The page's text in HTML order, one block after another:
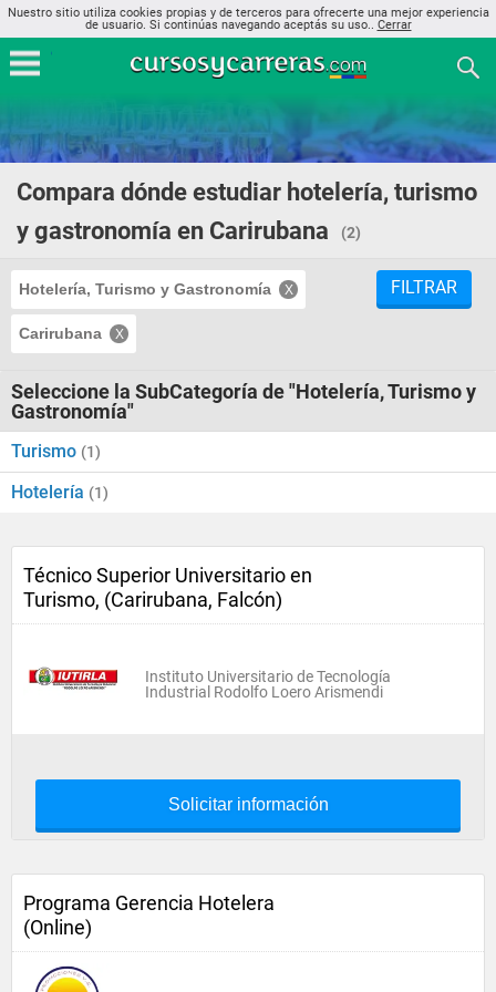
Nuestro sitio utiliza cookies propias y de terceros para ofrecerte una mejor experiencia
de usuario. Si continúas navegando aceptás su uso.. Cerrar
Compara dónde estudiar hotelería, turismo
y gastronomía en Carirubana
(2)
Hotelería, Turismo y Gastronomía
Carirubana
FILTRAR
Seleccione la SubCategoría de "Hotelería, Turismo y
Gastronomía"
Turismo (1)
Hotelería (1)
Técnico Superior Universitario en
Turismo, (Carirubana, Falcón)
Instituto Universitario de Tecnología
Industrial Rodolfo Loero Arismendi
Solicitar información
Programa Gerencia Hotelera
(Online)